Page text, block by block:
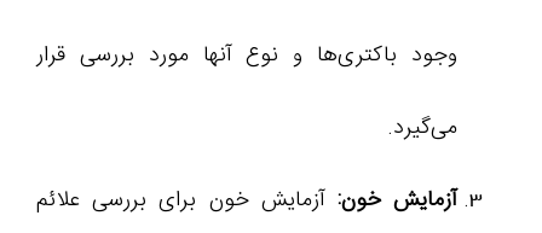
وجود باکتری‌ها و نوع آنها مورد بررسی قرار
می‌گیرد.
آزمایش خون:آزمایش خون برای بررسی علائم